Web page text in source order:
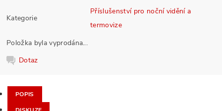
Kategorie
Příslušenství pro noční vidění a
termovize
Položka byla vyprodána...
Dotaz
POPIS